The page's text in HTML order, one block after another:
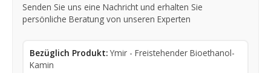
Senden Sie uns eine Nachricht und erhalten Sie
persönliche Beratung von unseren Experten
Bezüglich Produkt: Ymir - Freistehender Bioethanol-
Kamin